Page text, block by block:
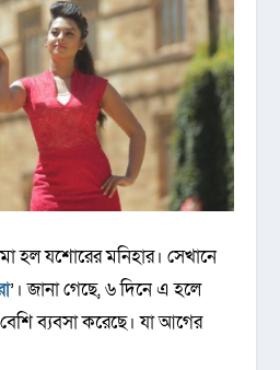
হল যশোরের মনিহার। সেখানে
’। জানা গেছে, ৬ দিনে এ হলে
ব্যবসা করেছে। যা আগের